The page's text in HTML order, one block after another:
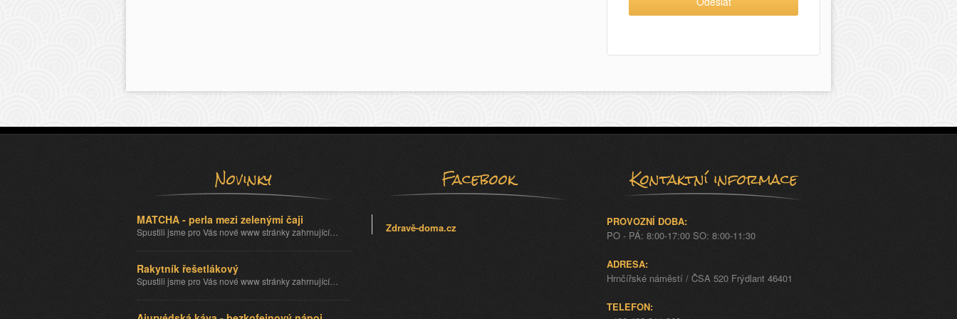
Novinky
MATCHA - perla mezi zelenými čaji
Spustili jsme pro Vás nové www stránky zahrnující…
Rakytník řešetlákový
Spustili jsme pro Vás nové www stránky zahrnující…
Facebook
Zdravě-doma.cz
Kontaktní informace
PROVOZNÍ DOBA:
PO - PÁ: 8:00-17:00 SO: 8:00-11:30
ADRESA:
Hrnčířské náměstí / ČSA 520 Frýdlant 46401
TELEFON: